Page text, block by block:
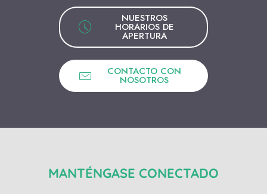
NUESTROS
HORARIOS DE
APERTURA
CONTACTO CON
NOSOTROS
MANTÉNGASE CONECTADO